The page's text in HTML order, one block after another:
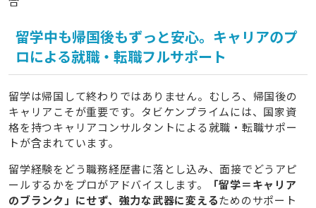
留学中も帰国後もずっと安心。キャリアのプ
ロによる就職・転職フルサポート
留学は帰国して終わりではありません。むしろ、帰国後の
キャリアこそが重要です。タビケンプライムには、国家資
格を持つキャリアコンサルタントによる就職・転職サポー
トが含まれています。
留学経験をどう職務経歴書に落とし込み、面接でどうアピ
ールするかをプロがアドバイスします。
「留学＝キャリア
のブランク」にせず、強力な武器に変えるためのサポート